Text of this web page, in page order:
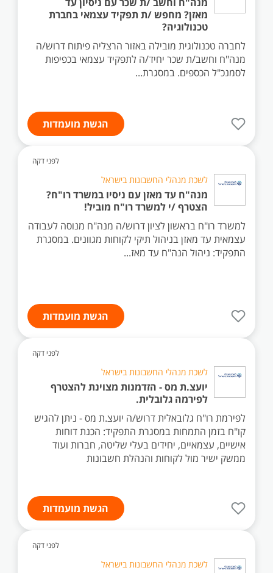
מאזן? מחפש /ת תפקיד עצמאי בחברת
טכנולוגיה?
לחברה טכנולוגית מובילה באזור הרצליה פיתוח דרוש/ה
מנה"ח וחשב/ת שכר יחיד/ה לתפקיד עצמאי בכפיפות
לסמנכ"ל הכספים. במסגרת...
הגשת מועמדות
לפני דקה
לשכת מנהלי החשבונות בישראל
מנה"ח עד מאזן עם ניסיו במשרד רו"ח?
הצטרף /י למשרד רו"ח מוביל!
למשרד רו"ח בראשון לציון דרוש/ה מנה"ח מנוסה לעבודה
עצמאית עד מאזן בניהול תיקי לקוחות מגוונים. במסגרת
התפקיד: ניהול הנה"ח עד מאז...
הגשת מועמדות
לפני דקה
לשכת מנהלי החשבונות בישראל
יועצ.ת מס - הזדמנות מצוינת להצטרף
לפירמה גלובלית.
לפירמת רו"ח גלובאלית דרוש/ה יועצ.ת מס - ניתן להגיש
קו"ח בזמן התמחות במסגרת התפקיד: הכנת דוחות
אישיים, עצמאיים, יחידים בעלי שליטה, חברות ועוד
ממשק ישיר מול לקוחות והנהלת חשבונות
הגשת מועמדות
לפני דקה
לשכת מנהלי החשבונות בישראל